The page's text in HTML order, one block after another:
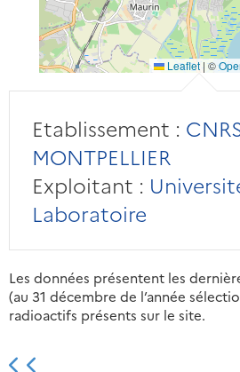
Leaflet|©
Etablissement :
MONTPELLIER
Exploitant :
Laboratoire
Les données présentent les
(au 31 décembre de l’année
radioactifs présents sur le site.